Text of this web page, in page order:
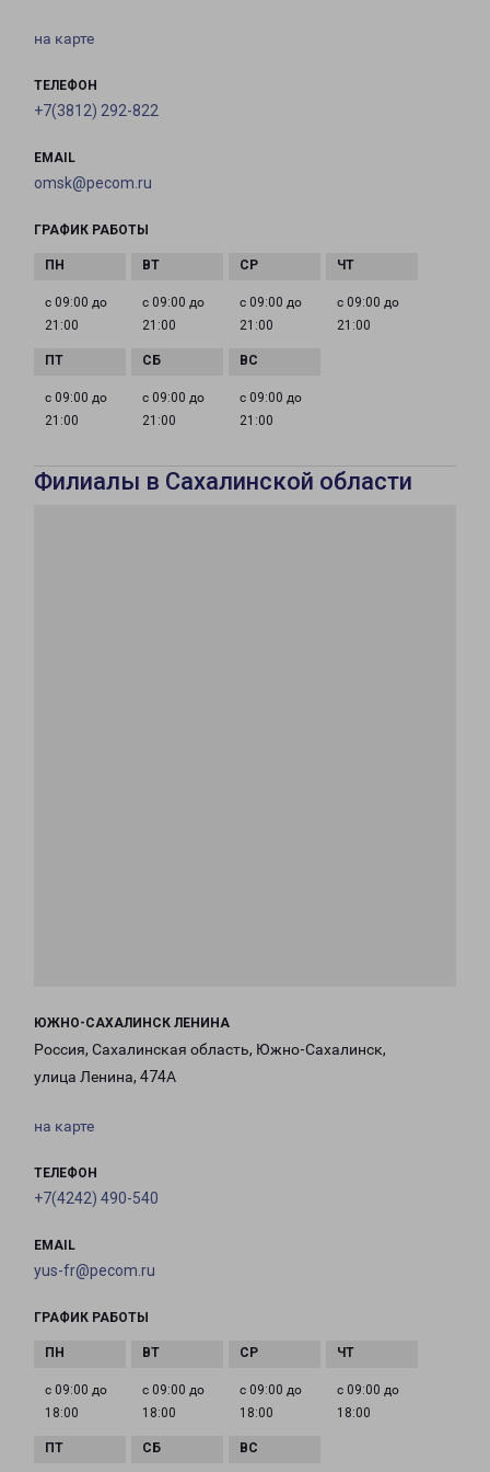
на карте
ТЕЛЕФОН
+7(3812) 292-822
EMAIL
omsk@pecom.ru
ГРАФИК РАБОТЫ
с 09:00 до
21:00
с 09:00 до
21:00
с 09:00 до
21:00
с 09:00 до
21:00
с 09:00 до
21:00
с 09:00 до
21:00
с 09:00 до
21:00
Филиалы в Сахалинской области
ЮЖНО-САХАЛИНСК ЛЕНИНА
Россия, Сахалинская область, Южно-Сахалинск,
улица Ленина, 474А
на карте
ТЕЛЕФОН
+7(4242) 490-540
EMAIL
yus-fr@pecom.ru
ГРАФИК РАБОТЫ
с 09:00 до
18:00
с 09:00 до
18:00
с 09:00 до
18:00
с 09:00 до
18:00